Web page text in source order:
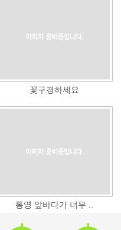
꽃구경하세요
통영 앞바다가 너무 ..